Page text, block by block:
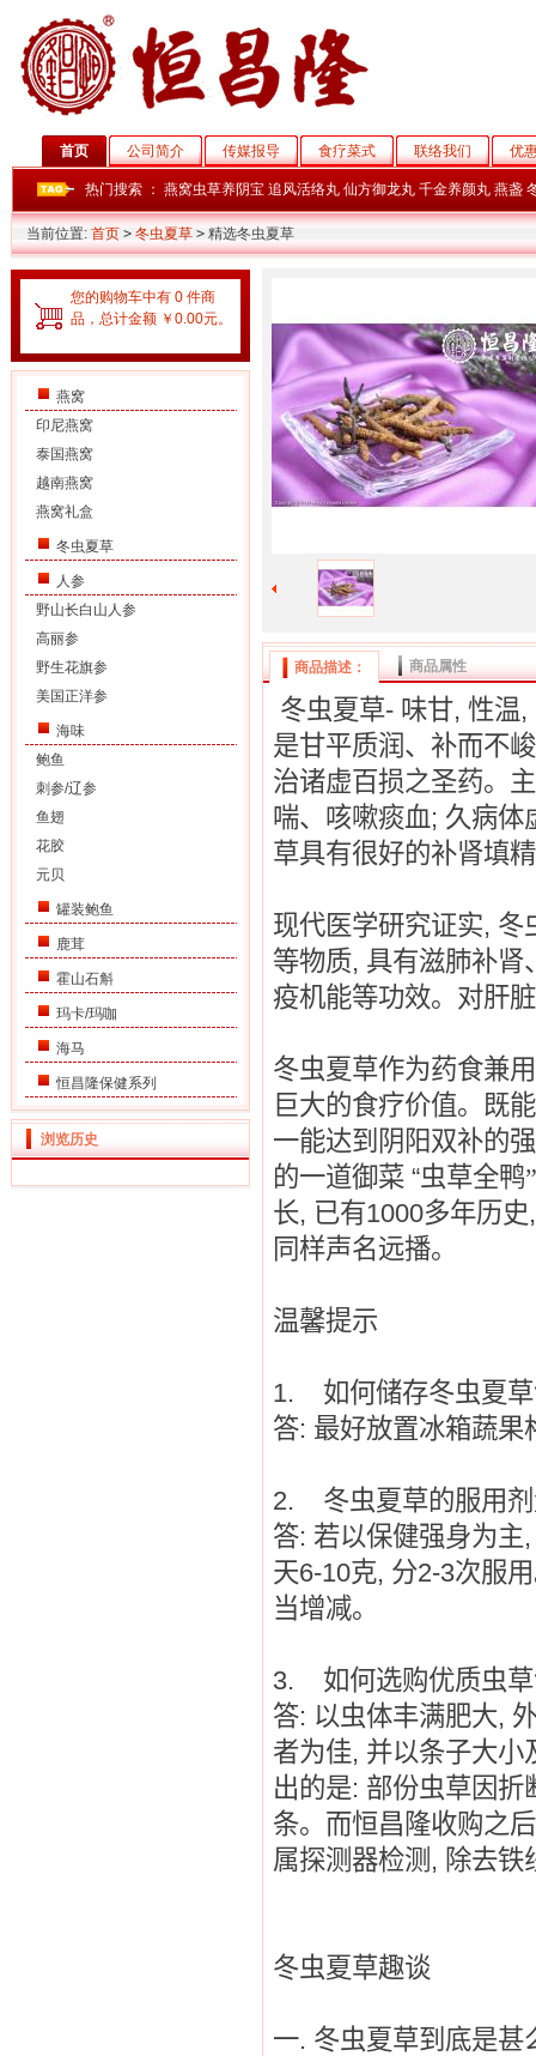
首页 公司简介 传媒报导 食疗菜式 联络我们 优
热门搜索 ： 燕窝虫草养阴宝 追风活络丸 仙方御龙丸 千金养颜丸 燕盏
当前位置: 首页 > 冬虫夏草 >精选冬虫夏草
您的购物车中有 0 件商
品，总计金额 ￥0.00元。
燕窝
印尼燕窝
泰国燕窝
越南燕窝
燕窝礼盒
冬虫夏草
人参
野山长白山人参
高丽参
野生花旗参
美国正洋参
海味
鲍鱼
刺参/辽参
鱼翅
花胶
元贝
罐装鲍鱼
鹿茸
霍山石斛
玛卡/玛咖
海马
恒昌隆保健系列
浏览历史
商品描述： 商品属性
冬虫夏草- 味甘, 性温,
是甘平质润、补而不
治诸虚百损之圣药。
喘、咳嗽痰血; 久病体
草具有很好的补肾填
现代医学研究证实, 冬
等物质, 具有滋肺补肾
疫机能等功效。对肝
冬虫夏草作为药食兼
巨大的食疗价值。既
一能达到阴阳双补的
的一道御菜“虫草全鸭”
长, 已有1000多年历史
同样声名远播。
温馨提示
1. 如何储存冬虫夏草
答: 最好放置冰箱蔬果
2. 冬虫夏草的服用
答: 若以保健强身为主
天6-10克, 分2-3次服
当增减。
3. 如何选购优质虫草
答: 以虫体丰满肥大,
者为佳, 并以条子大小
出的是: 部份虫草因折
条。而恒昌隆收购之后
属探测器检测 , 除去铁
冬虫夏草趣谈
一. 冬虫夏草到底是甚